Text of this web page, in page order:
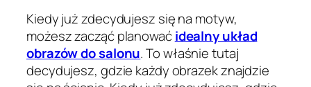
Kiedy już zdecydujesz się na motyw,
możesz zacząć planowaćidealny układ
obrazów do salonu. To właśnie tutaj
decydujesz, gdzie każdy obrazek znajdzie